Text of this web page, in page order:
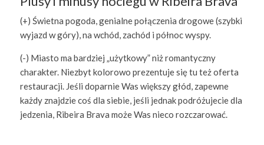
(+) Świetna pogoda, genialne połączenia drogowe (szybki
wyjazd w góry), na wchód, zachód i północ wyspy.
(-) Miasto ma bardziej „użytkowy” niż romantyczny
charakter. Niezbyt kolorowo prezentuje się tu też oferta
restauracji. Jeśli doparnie Was większy głód, zapewne
każdy znajdzie coś dla siebie, jeśli jednak podróżujecie dla
jedzenia, Ribeira Brava może Was nieco rozczarować.